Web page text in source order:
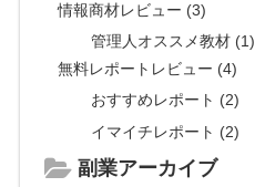
情報商材レビュー (3)
管理人オススメ教材 (1)
無料レポートレビュー (4)
おすすめレポート (2)
イマイチレポート (2)
副業アーカイブ